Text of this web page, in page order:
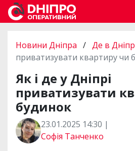
Новини Дніпра / Де в
приватизувати квартиру чи
Як і де у Дніпрі
приватизувати
будинок
23.01.2025 14:30 |
Софія Танченко